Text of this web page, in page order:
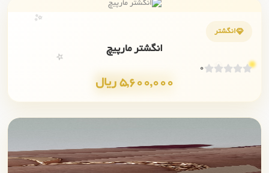
انگشتر
انگشتر مارپیچ
0
5,600,000 ریال
✨
⭐
✨